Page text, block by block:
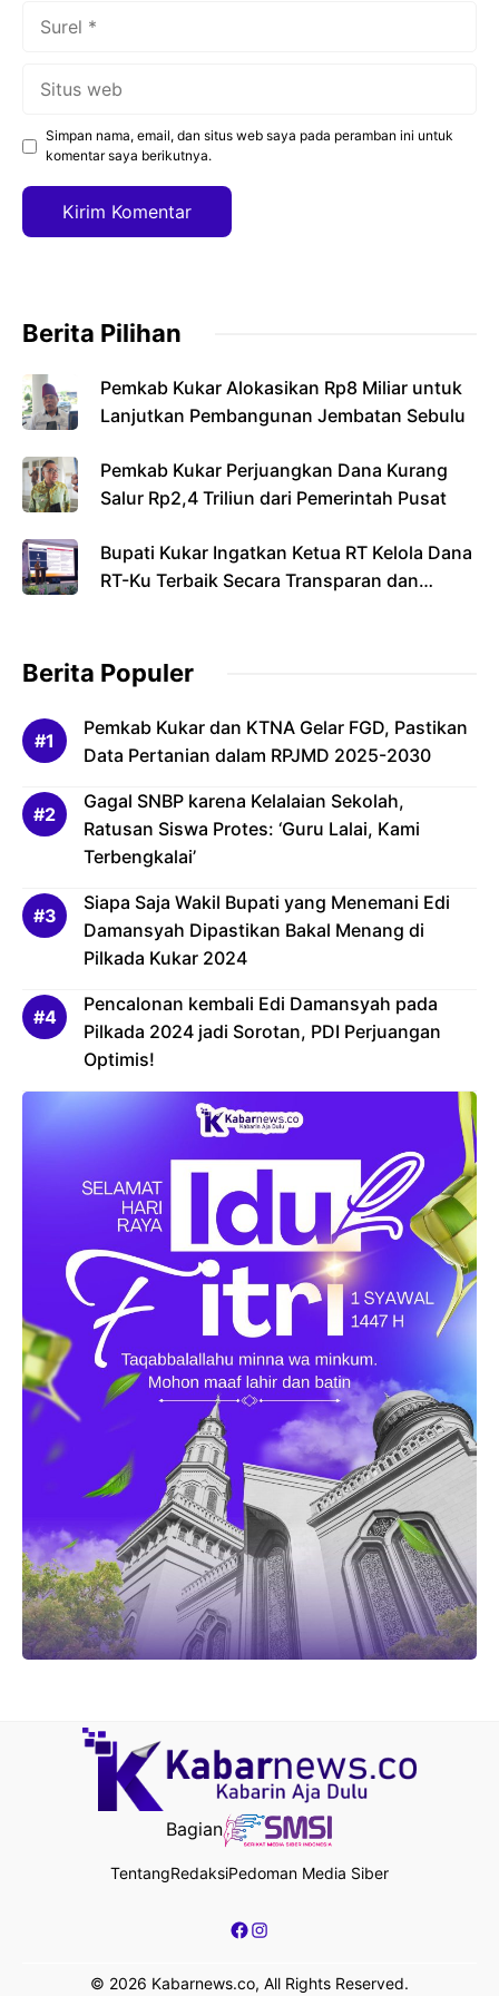
Simpan nama, email, dan situs web saya pada peramban ini untuk
komentar saya berikutnya.
Berita Pilihan
Pemkab Kukar Alokasikan Rp8 Miliar untuk
Lanjutkan Pembangunan Jembatan Sebulu
Pemkab Kukar Perjuangkan Dana Kurang
Salur Rp2,4 Triliun dari Pemerintah Pusat
Bupati Kukar Ingatkan Ketua RT Kelola Dana
RT-Ku Terbaik Secara Transparan dan
Berita Populer
Pemkab Kukar dan KTNA Gelar FGD, Pastikan
Data Pertanian dalam RPJMD 2025-2030
Gagal SNBP karena Kelalaian Sekolah,
Ratusan Siswa Protes: ‘Guru Lalai, Kami
Terbengkalai’
Siapa Saja Wakil Bupati yang Menemani Edi
Damansyah Dipastikan Bakal Menang di
Pilkada Kukar 2024
Pencalonan kembali Edi Damansyah pada
Pilkada 2024 jadi Sorotan, PDI Perjuangan
Optimis!
Bagian
TentangRedaksiPedoman Media Siber
Facebook
Instagram
© 2026 Kabarnews.co, All Rights Reserved.